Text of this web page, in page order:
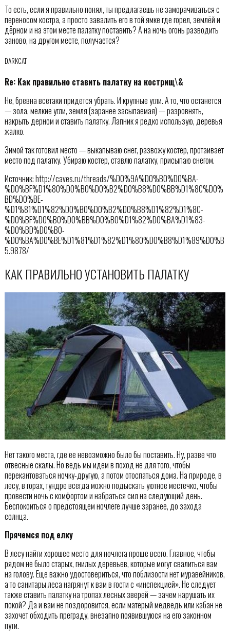
То есть, если я правильно понял, ты предлагаешь не заморачиваться с
переносом костра, а просто завалить его в той ямке где горел, землёй и
дёрном и на этом месте палатку поставить? А на ночь огонь разводить
заново, на другом месте, получается?
DARKCAT
Re: Как правильно ставить палатку на кострищ\&
Не, бревна всетаки придется убрать. И крупные угли. А то, что останется
— зола, мелкие угли, земля (заранее засыпаемая) — разровнять,
накрыть дерном и ставить палатку. Лапник я редко использую, деревья
жалко.
Зимой так готовил место — выкапываю снег, развожу костер, протаивает
место под палатку. Убираю костер, ставлю палатку, присыпаю снегом.
Источник: http://caves.ru/threads/%D0%9A%D0%B0%D0%BA-
%D0%BF%D1%80%D0%B0%D0%B2%D0%B8%D0%BB%D1%8C%D0%
BD%D0%BE-
%D1%81%D1%82%D0%B0%D0%B2%D0%B8%D1%82%D1%8C-
%D0%BF%D0%B0%D0%BB%D0%B0%D1%82%D0%BA%D1%83-
%D0%BD%D0%B0-
%D0%BA%D0%BE%D1%81%D1%82%D1%80%D0%B8%D1%89%D0%B
5.9878/
КАК ПРАВИЛЬНО УСТАНОВИТЬ ПАЛАТКУ
Нет такого места, где ее невозможно было бы поставить. Ну, разве что
отвесные скалы. Но ведь мы идем в поход не для того, чтобы
перекантоваться ночку-другую, а потом отоспаться дома. На природе, в
лесу, в горах, тундре всегда можно подыскать уютное местечко, чтобы
провести ночь с комфортом и набраться сил на следующий день.
Беспокоиться о предстоящем ночлеге лучше заранее, до захода
солнца.
Прячемся под елку
В лесу найти хорошее место для ночлега проще всего. Главное, чтобы
рядом не было старых, гнилых деревьев, которые могут свалиться вам
на голову. Еще важно удостовериться, что поблизости нет муравейников,
а то санитары леса нагрянут к вам в гости с «инспекцией». Не следует
также ставить палатку на тропах лесных зверей — зачем нарушать их
покой? Да и вам не поздоровится, если матерый медведь или кабан не
захочет обходить преграду, внезапно появившуюся на его законном
пути.